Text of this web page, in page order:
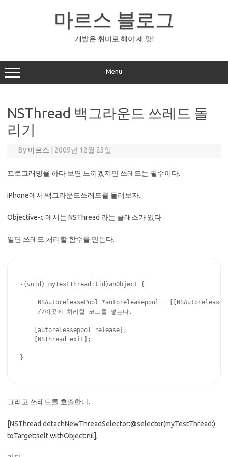
마르스 블로그
개발은 취미로 해야 제 맛!
Menu
NSThread 백그라운드 쓰레드 돌
리기
By 마르스 2009년 12월 23일
프로그래밍을 하다 보면 느끼겠지만 쓰레드는 필수이다.
iPhone에서 백그라운드쓰레드를 돌려보자..
Objective-c 에서는 NSThread 라는 클래스가 있다.
일단 쓰레드 처리할 함수를 만든다.
-(void) myTestThread:(id)anObject {
NSAutoreleasePool *autoreleasepool =
     //이곳에 처리할 코드를 넣는다.
    [autoreleasepool release];
    [NSThread exit];
}
그리고 쓰레드를 호출한다.
[NSThread detachNewThreadSelector:@selector(myTestThread:)
toTarget:self withObject:nil];